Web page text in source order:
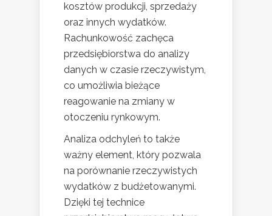
kosztów produkcji, sprzedaży
oraz innych wydatków.
Rachunkowość zachęca
przedsiębiorstwa do analizy
danych w czasie rzeczywistym,
co umożliwia bieżące
reagowanie na zmiany w
otoczeniu rynkowym.
Analiza odchyleń to także
ważny element, który pozwala
na porównanie rzeczywistych
wydatków z budżetowanymi.
Dzięki tej technice